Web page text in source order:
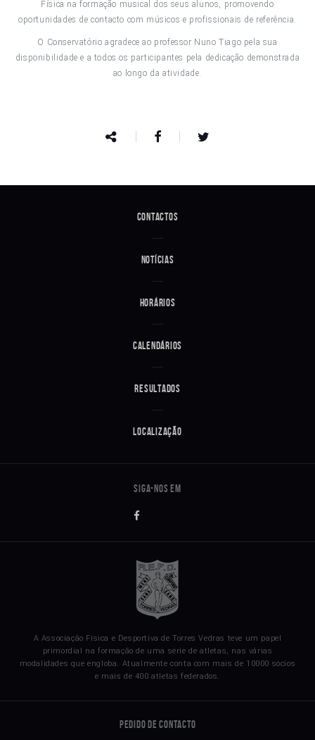
Física na formação musical dos seus alunos, promovendo
oportunidades de contacto com músicos e profissionais de referência.
O Conservatório agradece ao professor Nuno Tiago pela sua
disponibilidade e a todos os participantes pela dedicação demonstrada
ao longo da atividade.
Contactos
Notícias
Horários
Calendários
Resultados
Localização
A Associação Física e Desportiva de Torres Vedras teve um papel
primordial na formação de uma série de atletas, nas várias
modalidades que engloba. Atualmente conta com mais de 10000 sócios
e mais de 400 atletas federados.
Pedido de Contacto